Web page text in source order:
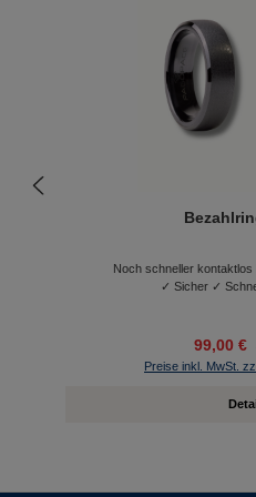
Noch schneller
✓ Sicher ✓
99,00 €
Preise inkl. MwSt.